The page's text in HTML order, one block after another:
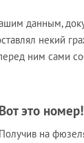
данным,
некий
ним сами
Вот это номер!
Получив на